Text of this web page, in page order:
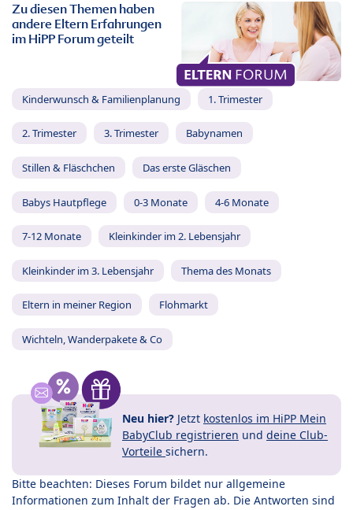
Zu diesen Themen haben
andere Eltern Erfahrungen
im HiPP Forum geteilt
Kinderwunsch & Familienplanung 1. Trimester
2. Trimester 3. Trimester Babynamen
Stillen & Fläschchen Das erste Gläschen
Babys Hautpflege 0-3 Monate 4-6 Monate
7-12 Monate Kleinkinder im 2. Lebensjahr
Kleinkinder im 3. Lebensjahr Thema des Monats
Eltern in meiner Region Flohmarkt
Wichteln, Wanderpakete & Co
Neu hier? Jetzt kostenlos im HiPP Mein
BabyClub registrieren und deine Club-
Vorteile sichern.
Bitte beachten: Dieses Forum bildet nur allgemeine
Informationen zum Inhalt der Fragen ab. Die Antworten sind